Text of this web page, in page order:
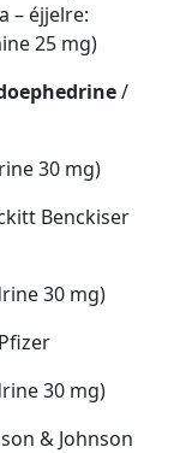
– éjjelre:
25 mg)
/
30 mg)
Benckiser
30 mg)
30 mg)
& Johnson